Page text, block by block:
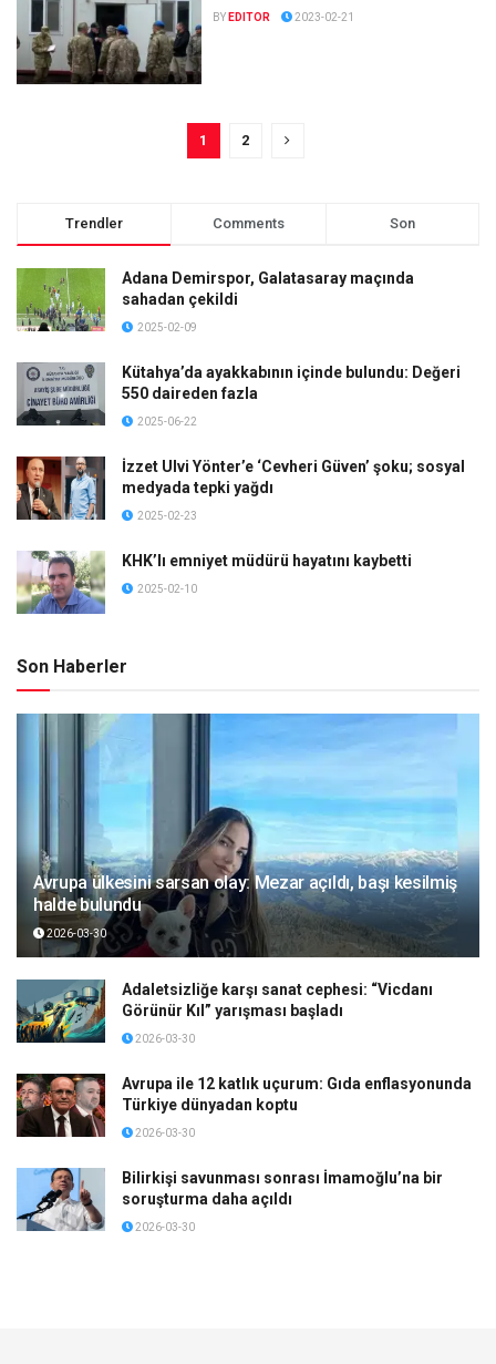
BY EDITOR 2023-02-21
1 2
Trendler Comments Son
Adana Demirspor, Galatasaray maçında
sahadan çekildi
2025-02-09
Kütahya’da ayakkabının içinde bulundu: Değeri
550 daireden fazla
2025-06-22
İzzet Ulvi Yönter’e ‘Cevheri Güven’ şoku; sosyal
medyada tepki yağdı
2025-02-23
KHK’lı emniyet müdürü hayatını kaybetti
2025-02-10
Son Haberler
Avrupa ülkesini sarsan olay: Mezar açıldı, başı kesilmiş
halde bulundu
2026-03-30
Adaletsizliğe karşı sanat cephesi: “Vicdanı
Görünür Kıl” yarışması başladı
2026-03-30
Avrupa ile 12 katlık uçurum: Gıda enflasyonunda
Türkiye dünyadan koptu
2026-03-30
Bilirkişi savunması sonrası İmamoğlu’na bir
soruşturma daha açıldı
2026-03-30